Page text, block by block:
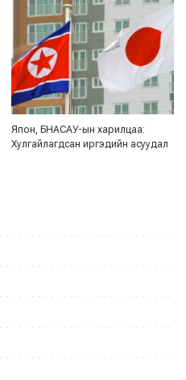
Япон, БНАСАУ-ын харилцаа:
Хулгайлагдсан иргэдийн асуудал